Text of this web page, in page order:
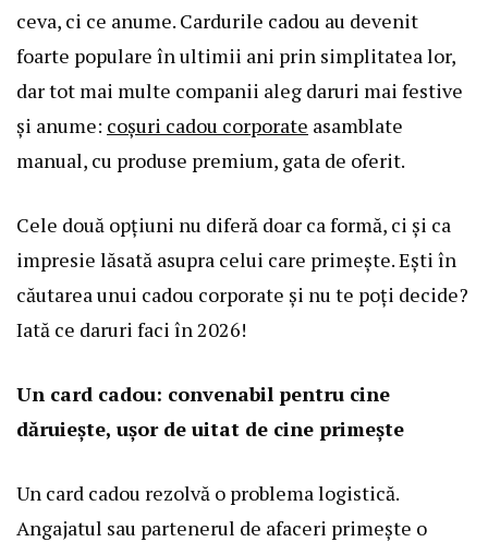
ceva, ci ce anume. Cardurile cadou au devenit
foarte populare în ultimii ani prin simplitatea lor,
dar tot mai multe companii aleg daruri mai festive
și anume: coșuri cadou corporate asamblate
manual, cu produse premium, gata de oferit.
Cele două opțiuni nu diferă doar ca formă, ci și ca
impresie lăsată asupra celui care primește. Ești în
căutarea unui cadou corporate și nu te poți decide?
Iată ce daruri faci în 2026!
Un card cadou: convenabil pentru cine
dăruiește, ușor de uitat de cine primește
Un card cadou rezolvă o problema logistică.
Angajatul sau partenerul de afaceri primește o